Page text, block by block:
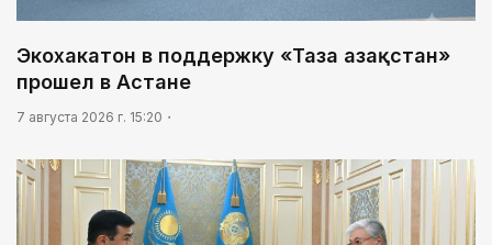
Экохакатон в поддержку «Таза Қазақстан»
прошел в Астане
7 августа 2026 г. 15:20